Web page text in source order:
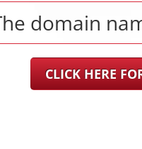
domain
CLICK HERE